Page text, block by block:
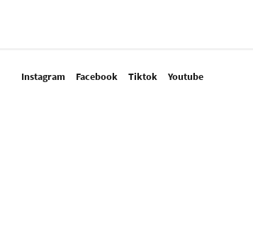
Instagram Facebook Tiktok Youtube